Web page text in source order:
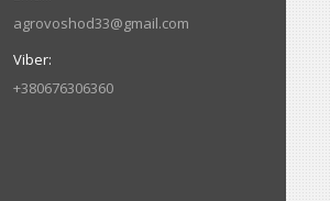
agrovoshod33@gmail.com
+380676306360